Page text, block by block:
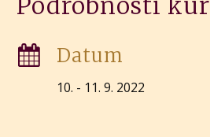
Datum
10. - 11. 9. 2022